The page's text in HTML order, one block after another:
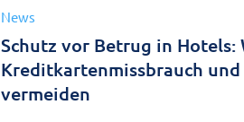
News
Schutz vor Betrug in Hotels:
Kreditkartenmissbrauch und
vermeiden